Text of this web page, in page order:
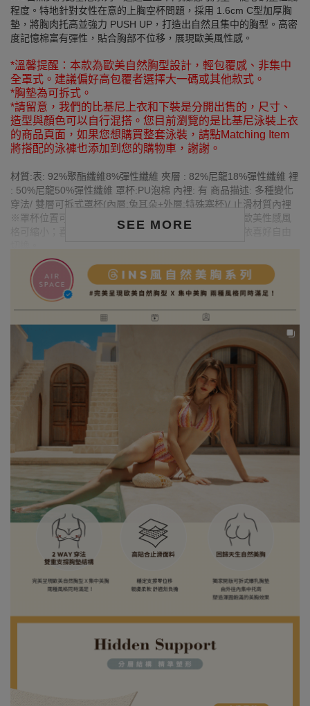
SEE MORE
程度。特地針對女性在意的上胸空杯問題，採用 1.6cm C型加厚胸
墊，將胸肉托高並強力 PUSH UP，打造出自然且集中的胸型。高密
度記憶棉富有彈性，貼合胸部不位移，展現歐美風性感。
*溫馨提醒：本款為歐美自然胸型設計，輕包覆感、非集中
全罩式。建議偏好高包覆者選擇大一碼或其他款式。
*胸墊為可拆式。
*請留意，我們的比基尼上衣和下裝是分開出售的，尺寸、
造型與顏色可以自行混搭。您目前瀏覽的是比基尼泳裝上衣
的商品頁面，如果您想購買整套泳裝，請點Matching Item
將搭配的泳褲也添加到您的購物車，謝謝。
材質:表: 92%聚酯纖維8%彈性纖維 夾層 : 82%尼龍18%彈性纖維 裡
: 50%尼龍50%彈性纖維 罩杯:PU泡棉 內裡: 有 商品描述: 多種變化
穿法/ 雙層可拆式罩杯(內層:兔耳朵+外層:特殊塞杯)/ 止滑材質內裡
※罩杯位置可依個人需求調整比基尼布面寬度。想展現歐美性感風
格可縮小；喜歡自然風格則可調整成基本三角杯形，可依喜好自由
MODEL資訊
‧卡拉
身高175cm／胸圍Bust：78cm
腰圍Waist：58cm／臀圍hips：90cm
‧試穿報告：模特兒穿著S號